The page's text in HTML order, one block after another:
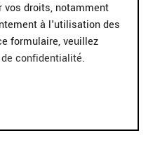
vos droits, notamment
à l'utilisation des
formulaire, veuillez
confidentialité.